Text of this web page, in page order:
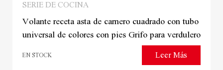
SERIE DE COCINA
Volante receta asta de carnero cuadrado con tubo
universal de colores con pies Grifo para verdulero
EN STOCK Leer Más